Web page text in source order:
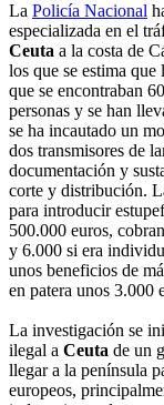
La Policía Nacional
especializada en el
Ceuta a la costa de
los que se estima
que se encontraban
personas y se han
se ha incautado un
dos transmisores de
documentación y
corte y distribución.
para introducir
500.000 euros,
y 6.000 si era
unos beneficios de
en patera unos 3.000
La investigación se
ilegal a Ceuta de un
llegar a la península
europeos,